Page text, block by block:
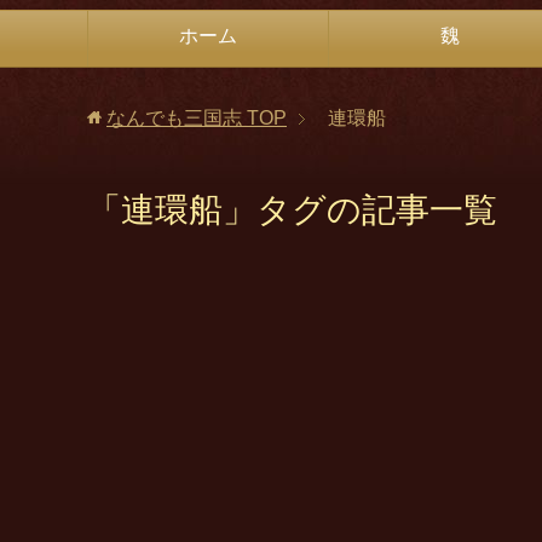
ホーム 魏
なんでも三国志 TOP 連環船
「連環船」タグの記事一覧